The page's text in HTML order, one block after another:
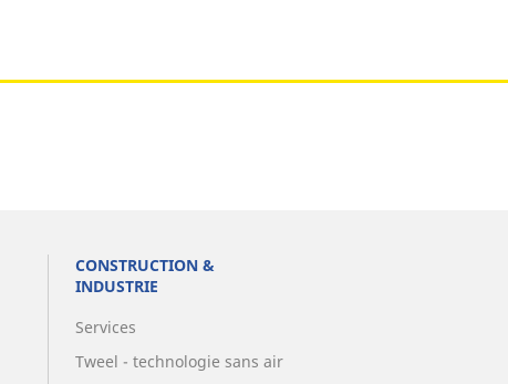
CONSTRUCTION &
INDUSTRIE
Services
Tweel - technologie sans air